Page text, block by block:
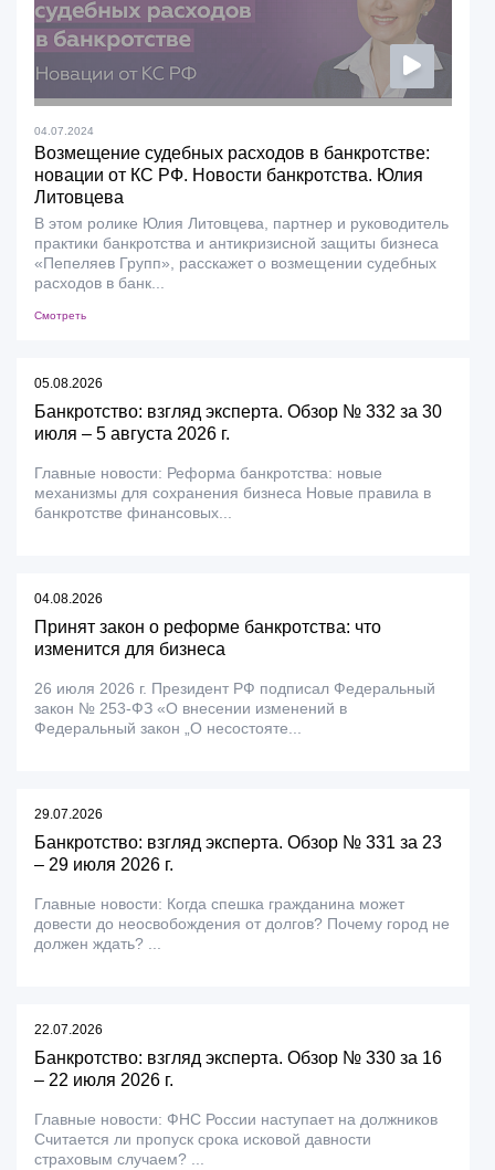
04.07.2024
Возмещение судебных расходов в банкротстве:
новации от КС РФ. Новости банкротства. Юлия
Литовцева
В этом ролике Юлия Литовцева, партнер и руководитель
практики банкротства и антикризисной защиты бизнеса
«Пепеляев Групп», расскажет о возмещении судебных
расходов в банк...
Смотреть
05.08.2026
Банкротство: взгляд эксперта. Обзор № 332 за 30
июля – 5 августа 2026 г.
Главные новости: Реформа банкротства: новые
механизмы для сохранения бизнеса Новые правила в
банкротстве финансовых...
04.08.2026
Принят закон о реформе банкротства: что
изменится для бизнеса
26 июля 2026 г. Президент РФ подписал Федеральный
закон № 253-ФЗ «О внесении изменений в
Федеральный закон „О несостояте...
29.07.2026
Банкротство: взгляд эксперта. Обзор № 331 за 23
– 29 июля 2026 г.
Главные новости: Когда спешка гражданина может
довести до неосвобождения от долгов? Почему город не
должен ждать? ...
22.07.2026
Банкротство: взгляд эксперта. Обзор № 330 за 16
– 22 июля 2026 г.
Главные новости: ФНС России наступает на должников
Считается ли пропуск срока исковой давности
страховым случаем? ...